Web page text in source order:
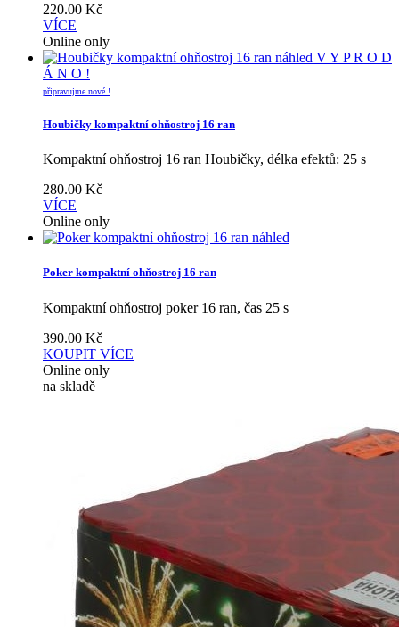
220.00 Kč
VÍCE
Online only
náhled V Y P R O D
Á N O !
připravujme nové !
Houbičky kompaktní ohňostroj 16 ran
Kompaktní ohňostroj 16 ran Houbičky, délka efektů: 25 s
280.00 Kč
VÍCE
Online only
náhled
Poker kompaktní ohňostroj 16 ran
Kompaktní ohňostroj poker 16 ran, čas 25 s
390.00 Kč
KOUPIT VÍCE
Online only
na skladě